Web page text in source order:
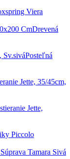
Viera
Drevená
Posteľná
Jette, 35/45cm,
Jette,
Piccolo
Tamara Sivá